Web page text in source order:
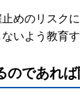
めのリスク
いよう教育す
のであれ